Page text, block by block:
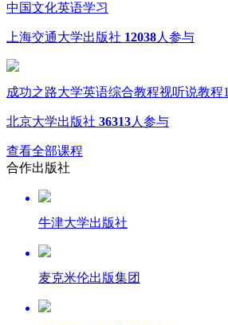
中国文化英语学习
上海交通大学出版社 12038人参与
成功之路大学英语综合教程视听说教程1
北京大学出版社 36313人参与
查看全部课程
合作出版社
牛津大学出版社
麦克米伦出版集团